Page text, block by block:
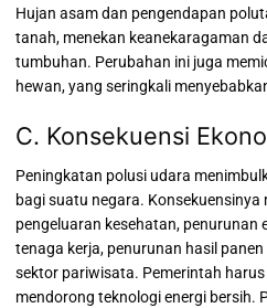
Hujan asam dan pengendapan
tanah, menekan keanekaragaman
tumbuhan. Perubahan ini juga
hewan, yang seringkali
C. Konsekuensi
Peningkatan polusi udara
bagi suatu negara. Konsekuensinya
pengeluaran kesehatan, penurunan
tenaga kerja, penurunan hasil
sektor pariwisata. Pemerintah
mendorong teknologi energi bersih.